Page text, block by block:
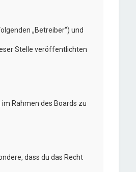
„Betreiber“) und
Stelle veröffentlichten
Rahmen des Boards zu
dass du das Recht